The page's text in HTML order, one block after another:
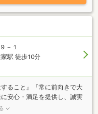
古マンション・投資物件の
の管理も行っております。
やご希望などありましたら
」「勤続年数が短い」「内
れない」などなど。少しで
丁寧」にご希望を叶えま
－１
駅 徒歩10分
ること』『常に前向きで大
安心・満足を提供し、誠実
、未熟ではありますが社員